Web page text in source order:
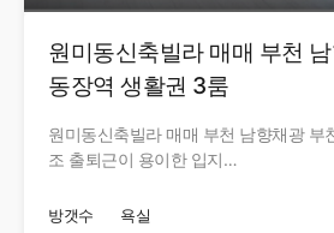
원미동신축빌라 매매 부천
동장역 생활권 3룸
원미동신축빌라 매매 부천 남향채광 부
조 출퇴근이 용이한 입지…
방갯수 욕실